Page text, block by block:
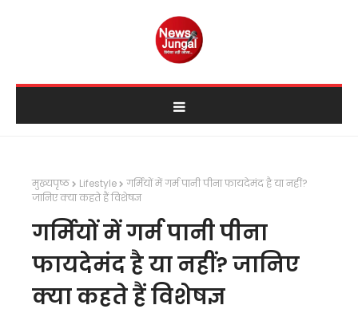
मुख्यपृष्ठ Lifestyle
गर्मियों में गर्म पानी पीना फायदेमंद है या नहीं?
जानिए क्या कहते हैं विशेषज्ञ
गर्मियों में गर्म पानी पीना
फायदेमंद है या नहीं? जानिए
क्या कहते हैं विशेषज्ञ